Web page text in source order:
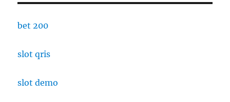
bet 200
slot qris
slot demo